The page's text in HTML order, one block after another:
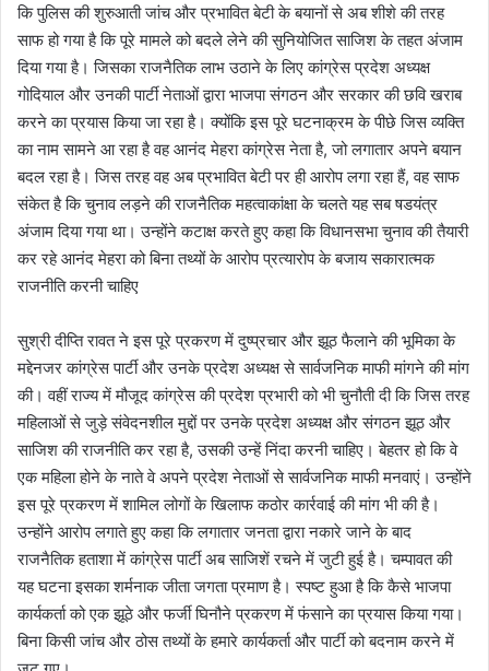
कि पुलिस की शुरुआती जांच और प्रभावित बेटी के बयानों से अब शीशे की तरह
साफ हो गया है कि पूरे मामले को बदले लेने की सुनियोजित साजिश के तहत अंजाम
दिया गया है। जिसका राजनैतिक लाभ उठाने के लिए कांग्रेस प्रदेश अध्यक्ष
गोदियाल और उनकी पार्टी नेताओं द्वारा भाजपा संगठन और सरकार की छवि खराब
करने का प्रयास किया जा रहा है। क्योंकि इस पूरे घटनाक्रम के पीछे जिस व्यक्ति
का नाम सामने आ रहा है वह आनंद मेहरा कांग्रेस नेता है, जो लगातार अपने बयान
बदल रहा है। जिस तरह वह अब प्रभावित बेटी पर ही आरोप लगा रहा हैं, वह साफ
संकेत है कि चुनाव लड़ने की राजनैतिक महत्वाकांक्षा के चलते यह सब षडयंत्र
अंजाम दिया गया था। उन्होंने कटाक्ष करते हुए कहा कि विधानसभा चुनाव की तैयारी
कर रहे आनंद मेहरा को बिना तथ्यों के आरोप प्रत्यारोप के बजाय सकारात्मक
राजनीति करनी चाहिए
सुश्री दीप्ति रावत ने इस पूरे प्रकरण में दुष्प्रचार और झूठ फैलाने की भूमिका के
मद्देनजर कांग्रेस पार्टी और उनके प्रदेश अध्यक्ष से सार्वजनिक माफी मांगने की मांग
की। वहीं राज्य में मौजूद कांग्रेस की प्रदेश प्रभारी को भी चुनौती दी कि जिस तरह
महिलाओं से जुड़े संवेदनशील मुद्दों पर उनके प्रदेश अध्यक्ष और संगठन झूठ और
साजिश की राजनीति कर रहा है, उसकी उन्हें निंदा करनी चाहिए। बेहतर हो कि वे
एक महिला होने के नाते वे अपने प्रदेश नेताओं से सार्वजनिक माफी मनवाएं। उन्होंने
इस पूरे प्रकरण में शामिल लोगों के खिलाफ कठोर कार्रवाई की मांग भी की है।
उन्होंने आरोप लगाते हुए कहा कि लगातार जनता द्वारा नकारे जाने के बाद
राजनैतिक हताशा में कांग्रेस पार्टी अब साजिशें रचने में जुटी हुई है। चम्पावत की
यह घटना इसका शर्मनाक जीता जगता प्रमाण है। स्पष्ट हुआ है कि कैसे भाजपा
कार्यकर्ता को एक झूठे और फर्जी घिनौने प्रकरण में फंसाने का प्रयास किया गया।
बिना किसी जांच और ठोस तथ्यों के हमारे कार्यकर्ता और पार्टी को बदनाम करने में